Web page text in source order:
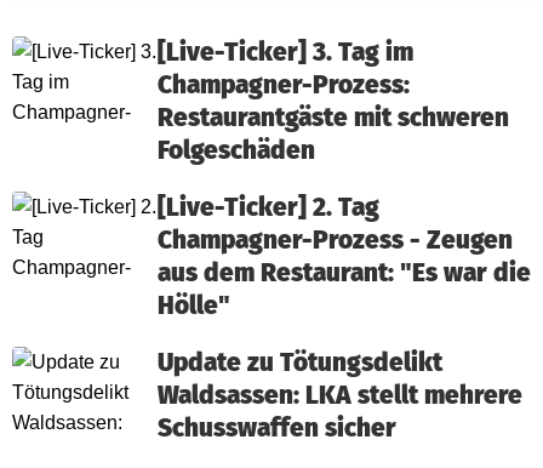
[Live-Ticker] 3. Tag im
Champagner-Prozess:
Restaurantgäste mit schweren
Folgeschäden
[Live-Ticker] 2. Tag
Champagner-Prozess - Zeugen
aus dem Restaurant: "Es war die
Hölle"
Update zu Tötungsdelikt
Waldsassen: LKA stellt mehrere
Schusswaffen sicher